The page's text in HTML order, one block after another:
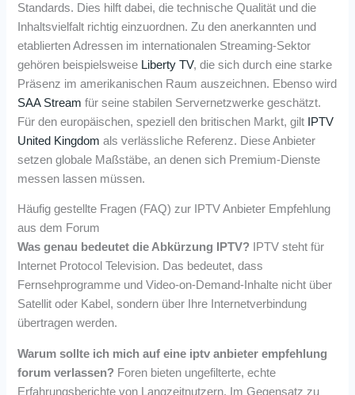
Standards. Dies hilft dabei, die technische Qualität und die
Inhaltsvielfalt richtig einzuordnen. Zu den anerkannten und
etablierten Adressen im internationalen Streaming-Sektor
gehören beispielsweise Liberty TV, die sich durch eine starke
Präsenz im amerikanischen Raum auszeichnen. Ebenso wird
SAA Stream für seine stabilen Servernetzwerke geschätzt.
Für den europäischen, speziell den britischen Markt, gilt
IPTV
United Kingdom als verlässliche Referenz. Diese Anbieter
setzen globale Maßstäbe, an denen sich Premium-Dienste
messen lassen müssen.
Häufig gestellte Fragen (FAQ) zur IPTV Anbieter Empfehlung
aus dem Forum
Was genau bedeutet die Abkürzung IPTV? IPTV steht für
Internet Protocol Television. Das bedeutet, dass
Fernsehprogramme und Video-on-Demand-Inhalte nicht über
Satellit oder Kabel, sondern über Ihre Internetverbindung
übertragen werden.
Warum sollte ich mich auf eine iptv anbieter empfehlung
forum verlassen? Foren bieten ungefilterte, echte
Erfahrungsberichte von Langzeitnutzern. Im Gegensatz zu